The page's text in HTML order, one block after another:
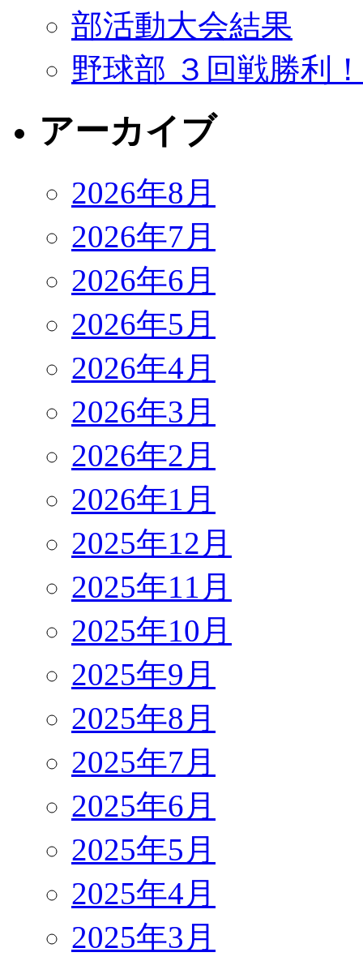
部活動大会結果
野球部 ３回戦勝利！
アーカイブ
2026年8月
2026年7月
2026年6月
2026年5月
2026年4月
2026年3月
2026年2月
2026年1月
2025年12月
2025年11月
2025年10月
2025年9月
2025年8月
2025年7月
2025年6月
2025年5月
2025年4月
2025年3月